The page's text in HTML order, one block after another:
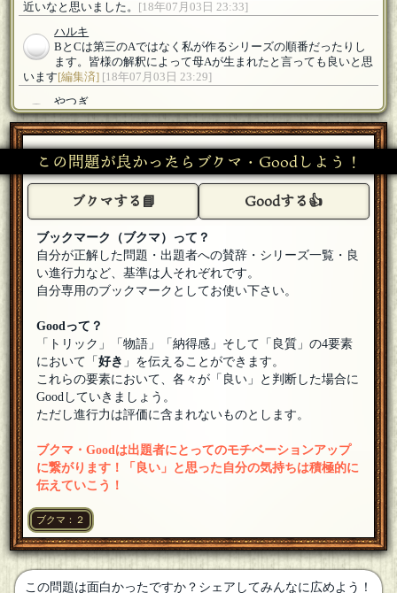
近いなと思いました。
[18年07月03日 23:33]
ハルキ
BとCは第三のAではなく私が作るシリーズの順番だったりし
ます。皆様の解釈によって母Aが生まれたと言っても良いと思
います [編集済] [18年07月03日 23:29]
やつぎ
本当にちょっとだけでしたが、参加させていただきありがと
うございました。キーワードの一つを判明させられたので満
足です。ハルキさん、出題お疲れさまでした！藤井さんFAおめでと
うございます！[18年07月03日 22:53]
まんが大好き
おつかれさまでした、登場人物をB,CとすることでAの存在を
匂わせているのはうまかったと思います[18年07月03日 21:48]
ハルキ
ご参加の皆様方お疲れさまでした！戦いの下りは歳が幼い事
を現していました。[18年07月03日 20:23]
ハルキ
まんが大好き
なるほど了解です[18年07月03日 02:04]
ハルキ
あとチョット！今回「一言」「背景」揃えての答なので片方
ハルキ
ご参加ありがとうございます[18年07月03日 00:54]
すみませんが、思い付いてしまったのでそっと質問させてい
ただきます…。こんな終盤にすみませんが、よろしくお願い
いたします[18年07月02日 19:33]
ハルキ
ご参加ありがとうございます[18年07月02日 02:47]
この問題が良かったらブクマ・Goodしよう！
ブクマする📘 Goodする👍
ブックマーク（ブクマ）って？
自分が正解した問題・出題者への賛辞・シリーズ一覧・良
い進行力など、基準は人それぞれです。
自分専用のブックマークとしてお使い下さい。
Goodって？
「トリック」「物語」「納得感」そして「良質」の4要素
において「好き 」を伝えることができます。
これらの要素において、各々が「良い」と判断した場合に
Goodしていきましょう。
ただし進行力は評価に含まれないものとします。
ブクマ・Goodは出題者にとってのモチベーションアップ
に繋がります！「良い」と思った自分の気持ちは積極的に
伝えていこう！
ブクマ：２
この問題は面白かったですか？シェアしてみんなに広めよう！